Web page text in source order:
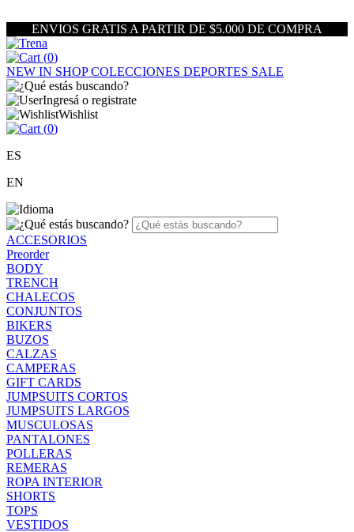
ENVIOS GRATIS A PARTIR DE $5.000 DE COMPRA
(0)
NEW IN SHOPCOLECCIONES DEPORTES SALE
Ingresá o registrate
Wishlist
(0)
ES
EN
ACCESORIOS
Preorder
BODY
TRENCH
CHALECOS
CONJUNTOS
BIKERS
BUZOS
CALZAS
CAMPERAS
GIFT CARDS
JUMPSUITS CORTOS
JUMPSUITS LARGOS
MUSCULOSAS
PANTALONES
POLLERAS
REMERAS
ROPA INTERIOR
SHORTS
TOPS
VESTIDOS